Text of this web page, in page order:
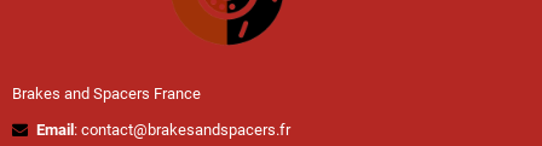
Brakes and Spacers France
Email : contact@brakesandspacers.fr